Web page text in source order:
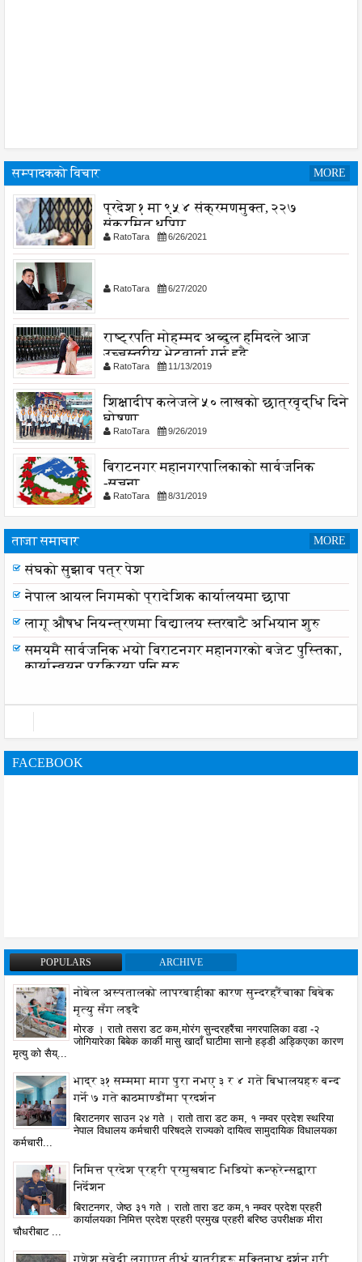
सम्पादकको विचार MORE
प्रदेश १ मा ९५४ संक्रमणमुक्त, २२७
संक्रमित थपिए
RatoTara 6/26/2021
RatoTara 6/27/2020
राष्ट्रपति मोहम्मद अब्दुल हमिदले आज
उच्चस्तरीय भेटवार्ता गर्नु हुदै,
RatoTara 11/13/2019
शिक्षादीप कलेजले ५० लाखको छात्रवृद्धि दिने
घोषणा
RatoTara 9/26/2019
बिराटनगर महानगरपालिकाको सार्वजनिक
-सुचना
RatoTara 8/31/2019
ताजा समाचार MORE
संघको सुझाव पत्र पेश
नेपाल आयल निगमको प्रादेशिक कार्यालयमा छापा
लागू औषध नियन्त्रणमा विद्यालय स्तरबाटै अभियान शुरु
समयमै सार्वजनिक भयो विराटनगर महानगरको बजेट पुस्तिका,
कार्यान्वयन प्रक्रिया पनि सुरु
FACEBOOK
POPULARS ARCHIVE
नोबेल अस्पतालको लापरबाहीका कारण सुन्दरहरैंचाका बिबेक
मृत्यु सँग लड्दै
मोरङ । रातो तसरा डट कम,मोरंग सुन्दरहरैंचा नगरपालिका वडा -२
जोगियारेका बिबेक कार्की मासु खादाँ घाटीमा सानो हड्डी अड्किएका कारण
मृत्यु को सैय्...
भाद्र ३१ सम्ममा माग पुरा नभए ३ र ४ गते बिधालयहरु बन्द
गर्ने ७ गते काठमाण्डौंमा प्रदर्शन
बिराटनगर साउन २४ गते । रातो तारा डट कम, १ नम्वर प्रदेश स्थरिया
नेपाल विधालय कर्मचारी परिषदले राज्यको दायित्व सामुदायिक विधालयका
कर्मचारी...
निमित्त प्रदेश प्रहरी प्रमुखबाट भिडियो कन्फ्रेन्सद्वारा
निर्देशन
बिराटनगर, जेष्ठ ३१ गते । रातो तारा डट कम,१ नम्वर प्रदेश प्रहरी
कार्यालयका निमित्त प्रदेश प्रहरी प्रमुख प्रहरी बरिष्ठ उपरीक्षक मीरा
चौधरीबाट ...
गणेश सुवेदी लगाएत तीर्थ यात्रीहरू मुक्तिनाथ दर्शन गरी